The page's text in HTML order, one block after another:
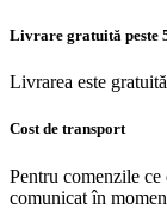
Livrare gratuită peste
Livrarea este
Cost de transport
Pentru comenzile
comunicat în